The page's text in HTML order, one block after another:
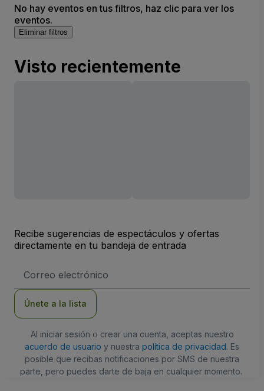
No hay eventos en tus filtros, haz clic para ver los
eventos.
Eliminar filtros
Visto recientemente
Recibe sugerencias de espectáculos y ofertas
directamente en tu bandeja de entrada
de
Únete a la lista
Al iniciar sesión o crear una cuenta, aceptas nuestro
acuerdo de usuario y nuestra política de privacidad. Es
posible que recibas notificaciones por SMS de nuestra
parte, pero puedes darte de baja en cualquier momento.